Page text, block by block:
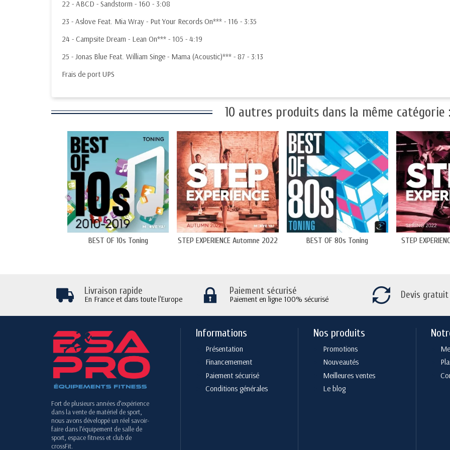
22 - ABCD - Sandstorm - 160 - 3:08
23 - Aslove Feat. Mia Wray - Put Your Records On*** - 116 - 3:35
24 - Campsite Dream - Lean On*** - 105 - 4:19
25 - Jonas Blue Feat. William Singe - Mama (Acoustic)*** - 87 - 3:13
Frais de port UPS
10 autres produits dans la même catégorie
BEST OF 10s Toning STEP EXPERIENCE Automne 2022 BEST OF 80s Toning STEP
‹
Livraison rapide
En France et dans toute l'Europe
Paiement sécurisé
Paiement en ligne 100% sécurisé Devis gratuit
Fort de plusieurs années d’expérience
dans la vente de matériel de sport,
nous avons développé un réel savoir-
faire dans l’équipement de salle de
sport, espace fitness et club de
crossFit.
Informations
Présentation
Financemement
Paiement sécurisé
Conditions générales
Nos produits
Promotions
Nouveautés
Meilleures ventes
Le blog